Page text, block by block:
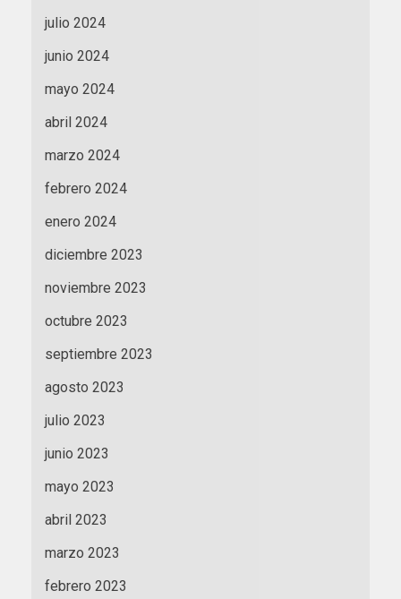
julio 2024
junio 2024
mayo 2024
abril 2024
marzo 2024
febrero 2024
enero 2024
diciembre 2023
noviembre 2023
octubre 2023
septiembre 2023
agosto 2023
julio 2023
junio 2023
mayo 2023
abril 2023
marzo 2023
febrero 2023